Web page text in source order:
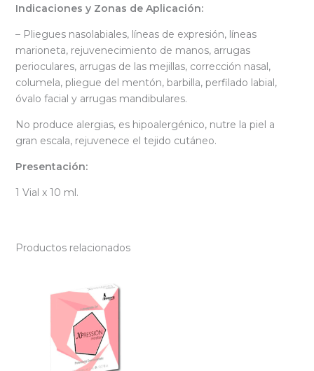
Indicaciones y Zonas de Aplicación:
– Pliegues nasolabiales, líneas de expresión, líneas
marioneta, rejuvenecimiento de manos, arrugas
perioculares, arrugas de las mejillas, corrección nasal,
columela, pliegue del mentón, barbilla, perfilado labial,
óvalo facial y arrugas mandibulares.
No produce alergias, es hipoalergénico, nutre la piel a
gran escala, rejuvenece el tejido cutáneo.
Presentación:
1 Vial x 10 ml.
Productos relacionados